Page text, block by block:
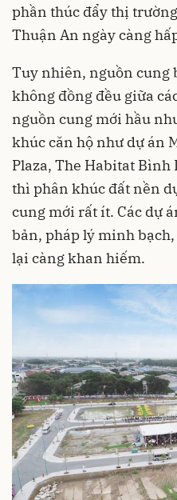
phần thúc đẩy thị
Thuận An ngày càng
Tuy nhiên, nguồn cung
không đồng đều giữa
nguồn cung mới hầu
khúc căn hộ như dự án
Plaza, The Habitat
thì phân khúc đất nền
cung mới rất ít. Các dự
bản, pháp lý minh
lại càng khan hiếm.